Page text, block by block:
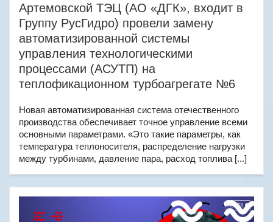
Артемовской ТЭЦ (АО «ДГК», входит в
Группу РусГидро) провели замену
автоматизированной системы
управления технологическими
процессами (АСУТП) на
теплофикационном турбоагрегате №6
Новая автоматизированная система отечественного
производства обеспечивает точное управление всеми
основными параметрами. «Это такие параметры, как
температура теплоносителя, распределение нагрузки
между турбинами, давление пара, расход топлива [...]